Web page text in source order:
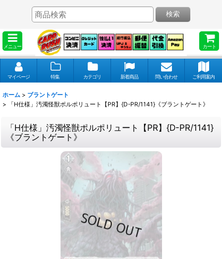
メニュー カート
検索
マイページ 特集 カテゴリ 新着商品 問い合わせ ご利用案内
ホーム > ブラントゲート
>
「H仕様」汚濁怪獣ポルポリュート【PR】{D-PR/1141}《ブラントゲート》
「H仕様」汚濁怪獣ポルポリュート【PR】{D-PR/1141}
《ブラントゲート》